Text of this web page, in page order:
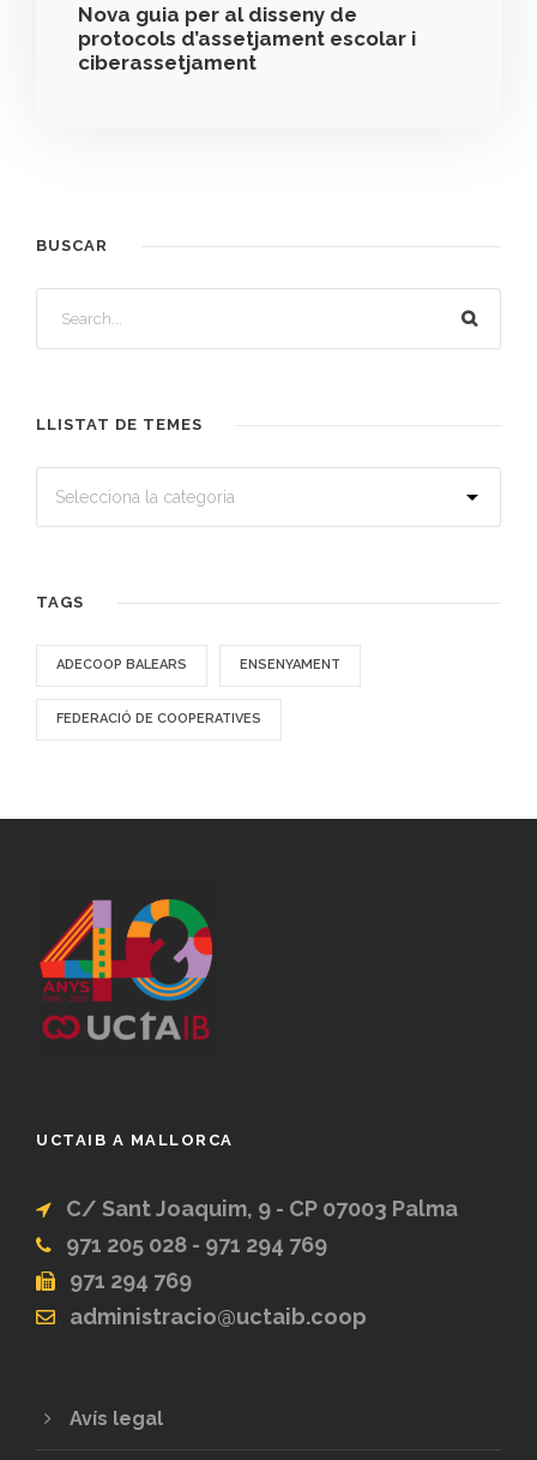
Nova guia per al disseny de
protocols d’assetjament escolar i
ciberassetjament
BUSCAR
LLISTAT DE TEMES
TAGS
ADECOOP BALEARS ENSENYAMENT
FEDERACIÓ DE COOPERATIVES
UCTAIB A MALLORCA
C/ Sant Joaquim, 9 - CP 07003 Palma
971 205 028 - 971 294 769
971 294 769
administracio@uctaib.coop
Avís legal